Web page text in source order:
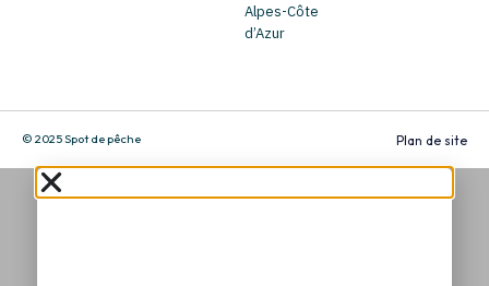
Alpes-Côte
d’Azur
© 2025 Spot de pêche Plan de site